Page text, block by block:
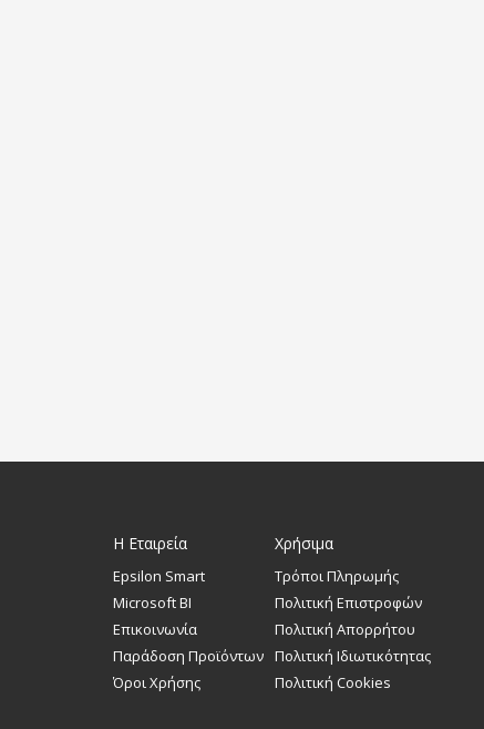
Η Εταιρεία
Epsilon Smart
Microsoft BI
Επικοινωνία
Παράδοση Προϊόντων
Όροι Χρήσης
Χρήσιμα
Τρόποι Πληρωμής
Πολιτική Επιστροφών
Πολιτική Απορρήτου
Πολιτική Ιδιωτικότητας
Πολιτική Cookies